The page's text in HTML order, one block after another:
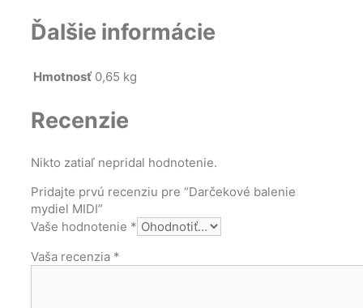
Ďalšie informácie
Hmotnosť 0,65 kg
Recenzie
Nikto zatiaľ nepridal hodnotenie.
Pridajte prvú recenziu pre “Darčekové balenie
mydiel MIDI”
Vaše hodnotenie *
Vaša recenzia *